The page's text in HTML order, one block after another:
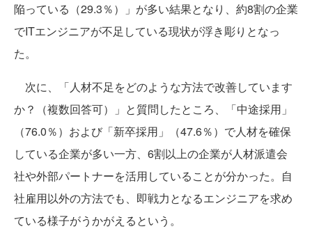
陥っている（29.3％）」が多い結果となり、約8割の企業
でITエンジニアが不足している現状が浮き彫りとなっ
た。
次に、「人材不足をどのような方法で改善しています
か？（複数回答可）」と質問したところ、「中途採用」
（76.0％）および「新卒採用」（47.6％）で人材を確保
している企業が多い一方、6割以上の企業が人材派遣会
社や外部パートナーを活用していることが分かった。自
社雇用以外の方法でも、即戦力となるエンジニアを求め
ている様子がうかがえるという。